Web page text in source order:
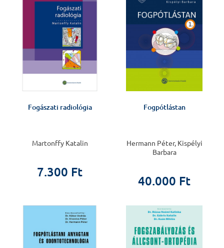
Fogászati radiológia
Martonffy Katalin
7.300 Ft
Fogpótlástan
Hermann Péter, Kispélyi
Barbara
40.000 Ft